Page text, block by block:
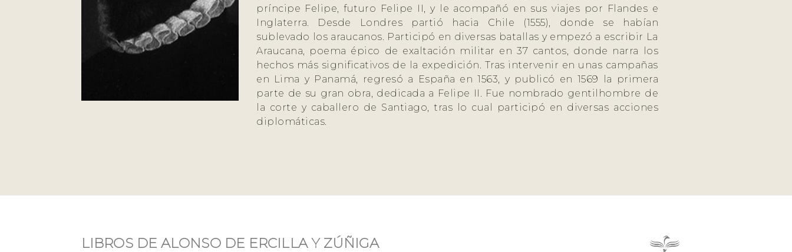
príncipe Felipe, futuro Felipe II, y le acompañó en sus viajes por Flandes e
Inglaterra. Desde Londres partió hacia Chile (1555), donde se habían
sublevado los araucanos. Participó en diversas batallas y empezó a escribir La
Araucana, poema épico de exaltación militar en 37 cantos, donde narra los
hechos más significativos de la expedición. Tras intervenir en unas campañas
en Lima y Panamá, regresó a España en 1563, y publicó en 1569 la primera
parte de su gran obra, dedicada a Felipe II. Fue nombrado gentilhombre de
la corte y caballero de Santiago, tras lo cual participó en diversas acciones
diplomáticas.
LIBROS DE ALONSO DE ERCILLA Y ZÚÑIGA